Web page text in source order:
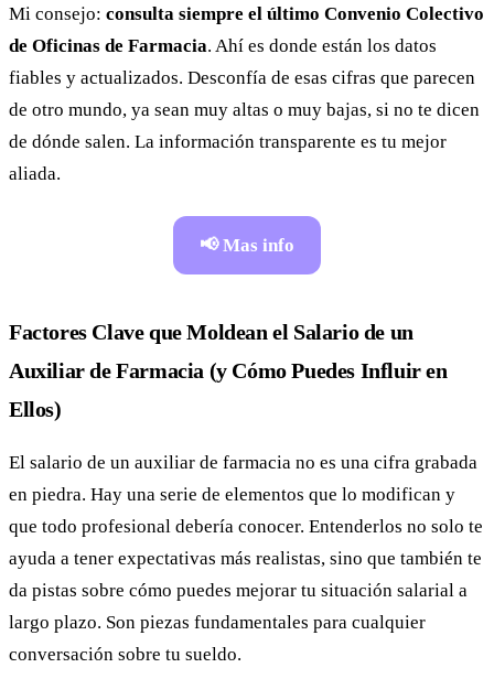
Mi consejo: consulta siempre el último Convenio Colectivo
de Oficinas de Farmacia. Ahí es donde están los datos
fiables y actualizados. Desconfía de esas cifras que parecen
de otro mundo, ya sean muy altas o muy bajas, si no te dicen
de dónde salen. La información transparente es tu mejor
aliada.
📢 Mas info
Factores Clave que Moldean el Salario de un
Auxiliar de Farmacia (y Cómo Puedes Influir en
Ellos)
El salario de un auxiliar de farmacia no es una cifra grabada
en piedra. Hay una serie de elementos que lo modifican y
que todo profesional debería conocer. Entenderlos no solo te
ayuda a tener expectativas más realistas, sino que también te
da pistas sobre cómo puedes mejorar tu situación salarial a
largo plazo. Son piezas fundamentales para cualquier
conversación sobre tu sueldo.